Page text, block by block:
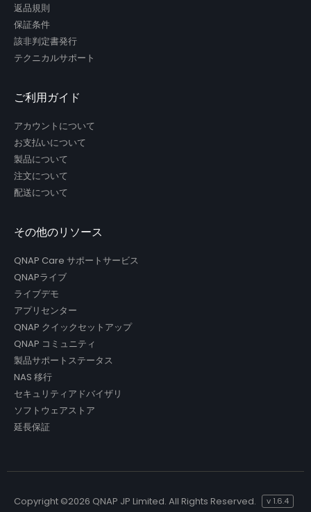
返品規則
保証条件
該非判定書発行
テクニカルサポート
ご利用ガイド
アカウントについて
お支払いについて
製品について
注文について
配送について
その他のリソース
QNAP Care サポートサービス
QNAPライブ
ライブデモ
アプリセンター
QNAP クイックセットアップ
QNAP コミュニティ
製品サポートステータス
NAS 移行
セキュリティアドバイザリ
ソフトウェアストア
延長保証
Copyright ©2026 QNAP JP Limited. All Rights Reserved. v 1.6.4